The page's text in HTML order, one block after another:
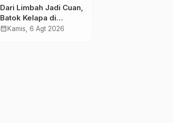
Dari Limbah Jadi Cuan,
Batok Kelapa di
Tanjung Jabung Barat
calendar_month Kamis, 6 Agt 2026